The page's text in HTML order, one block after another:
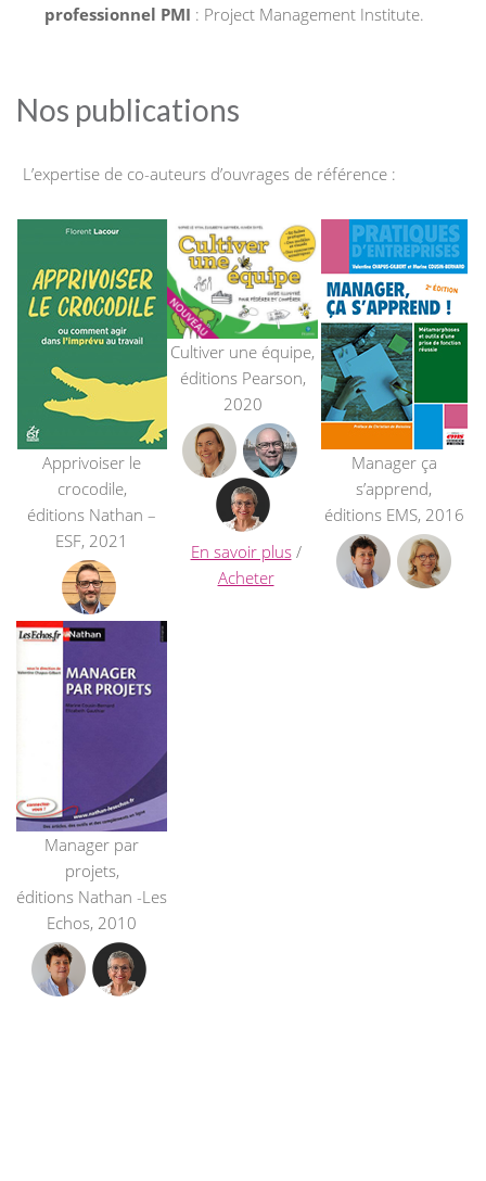
professionnel PMI : Project Management Institute.
Nos publications
L’expertise de co-auteurs d’ouvrages de référence :
Apprivoiser le
crocodile,
éditions Nathan –
ESF, 2021
Cultiver une équipe,
éditions Pearson,
2020
En savoir plus/
Acheter
Manager ça
s’apprend,
éditions EMS, 2016
Manager par
projets,
éditions Nathan -Les
Echos, 2010